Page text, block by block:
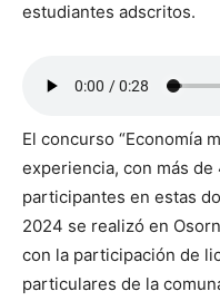
estudiantes adscritos.
El concurso “Economía
experiencia, con más
participantes en estas
2024 se realizó en
con la participación de
particulares de la